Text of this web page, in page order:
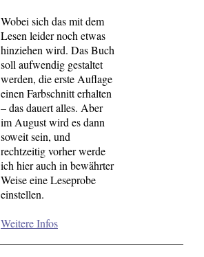
Wobei sich das mit dem
Lesen leider noch etwas
hinziehen wird. Das Buch
soll aufwendig gestaltet
werden, die erste Auflage
einen Farbschnitt erhalten
– das dauert alles. Aber
im August wird es dann
soweit sein, und
rechtzeitig vorher werde
ich hier auch in bewährter
Weise eine Leseprobe
einstellen.
Weitere Infos